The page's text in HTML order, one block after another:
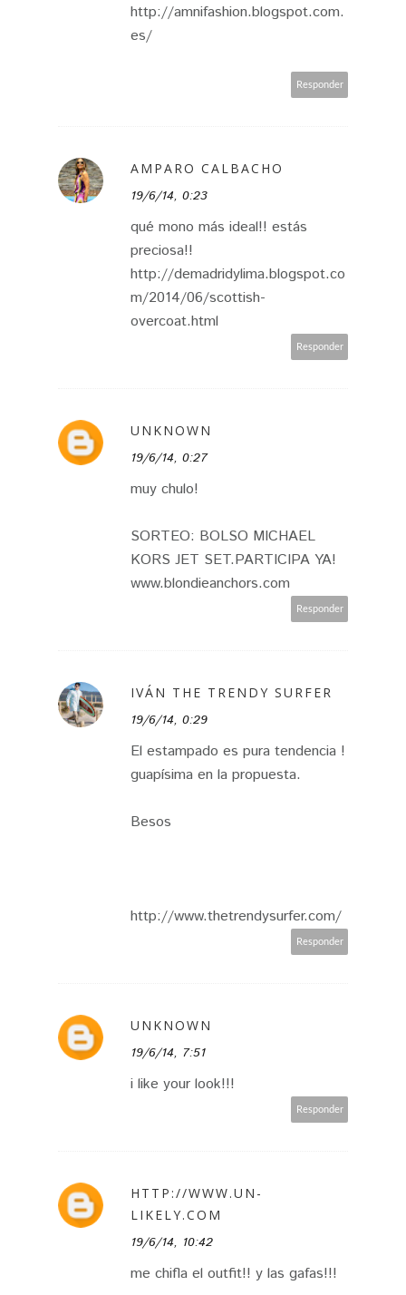
http://amnifashion.blogspot.com.
es/
Responder
AMPARO CALBACHO
19/6/14, 0:23
qué mono más ideal!! estás
preciosa!!
http://demadridylima.blogspot.co
m/2014/06/scottish-
overcoat.html
Responder
UNKNOWN
19/6/14, 0:27
muy chulo!
SORTEO: BOLSO MICHAEL
KORS JET SET.PARTICIPA YA!
www.blondieanchors.com
Responder
IVÁN THE TRENDY SURFER
19/6/14, 0:29
El estampado es pura tendencia !
guapísima en la propuesta.
Besos
http://www.thetrendysurfer.com/
Responder
UNKNOWN
19/6/14, 7:51
i like your look!!!
Responder
HTTP://WWW.UN-
LIKELY.COM
19/6/14, 10:42
me chifla el outfit!! y las gafas!!!